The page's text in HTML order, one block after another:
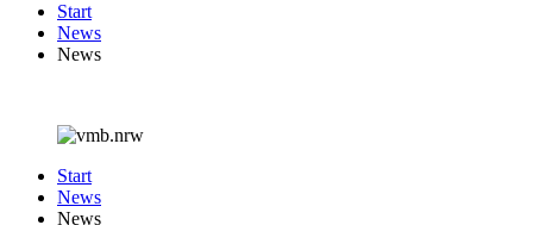
Start
News
News
Start
News
News